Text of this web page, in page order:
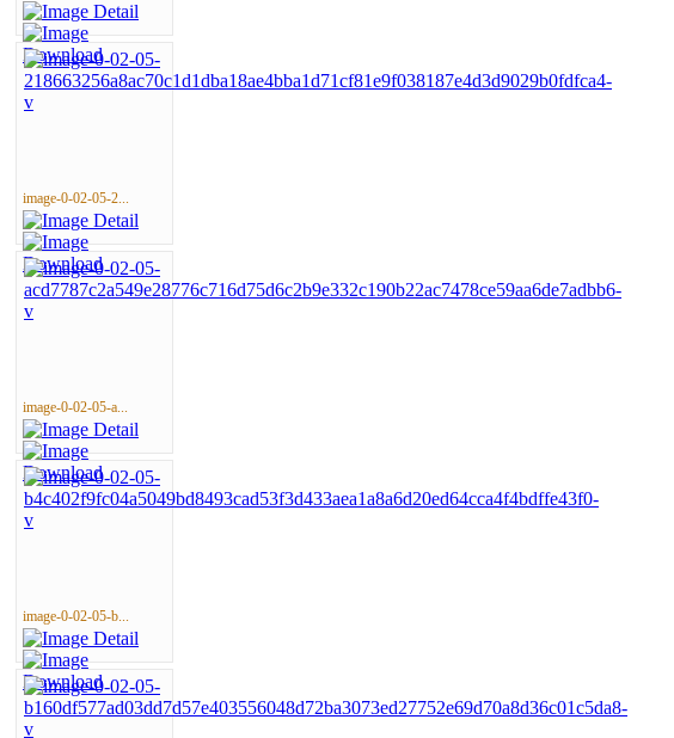
image-0-02-05-2...
image-0-02-05-a...
image-0-02-05-b...